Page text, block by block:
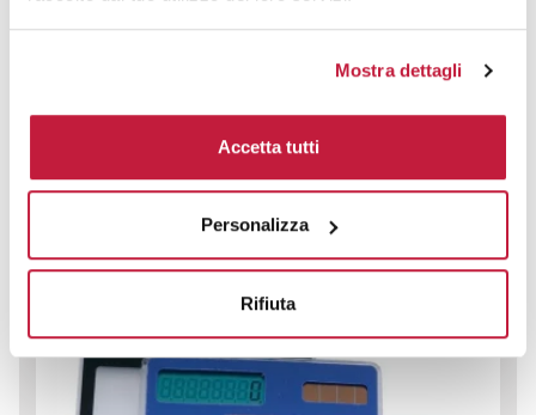
Mostra dettagli
Accetta tutti
Personalizza
Rifiuta
3085
Colori disponibili